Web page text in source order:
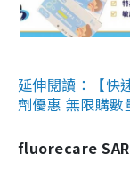
延伸閱讀：【快
劑優惠 無限購
fluorecare